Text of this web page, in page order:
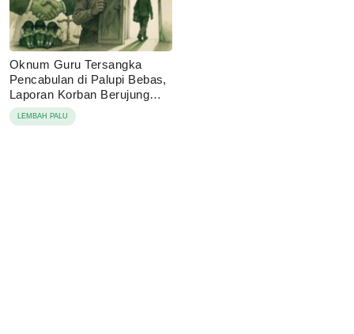
Oknum Guru Tersangka
Pencabulan di Palupi Bebas,
Laporan Korban Berujung
Damai
LEMBAH PALU